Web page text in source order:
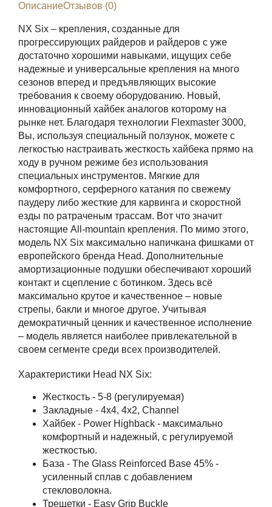
ОписаниеОтзывов (0)
NX Six – крепления, созданные для
прогрессирующих райдеров и райдеров с уже
достаточно хорошими навыками, ищущих себе
надежные и универсальные крепления на много
сезонов вперед и предъявляющих высокие
требования к своему оборудованию. Новый,
инновационный хайбек аналогов которому на
рынке нет. Благодаря технологии Flexmaster 3000,
Вы, используя специальный ползунок, можете с
легкостью настраивать жесткость хайбека прямо на
ходу в ручном режиме без использования
специальных инструментов. Мягкие для
комфортного, серферного катания по свежему
паудеру либо жесткие для карвинга и скоростной
езды по ратраченым трассам. Вот что значит
настоящие All-mountain крепления. По мимо этого,
модель NX Six максимально напичкана фишками от
европейского бренда Head. Дополнительные
амортизационные подушки обеспечивают хороший
контакт и сцепление с ботинком. Здесь всё
максимально крутое и качественное – новые
стрепы, бакли и многое другое. Учитывая
демократичный ценник и качественное исполнение
– модель является наиболее привлекательной в
своем сегменте среди всех производителей.
Характеристики Head NX Six:
Жесткость - 5-8 (регулируемая)
Закладные - 4х4, 4х2, Channel
Хайбек - Power Highback - максимально
комфортный и надежный, с регулируемой
жесткостью.
База - The Glass Reinforced Base 45% -
усиленный сплав с добавлением
стекловолокна.
Трещетки - Easy Grip Buckle